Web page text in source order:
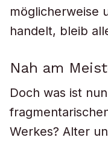
möglicherweise
handelt, bleib
Nah am
Doch was ist
Werkes? Alter